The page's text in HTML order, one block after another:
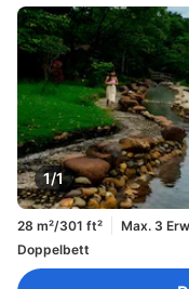
1/1
28 m²/301 ft² Max. 3
Doppelbett